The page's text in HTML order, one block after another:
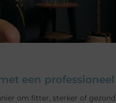
een
om fitter, sterker of